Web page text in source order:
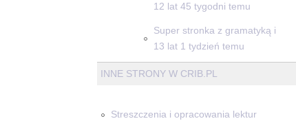
12 lat 45 tygodni temu
Super stronka z gramatyką i
13 lat 1 tydzień temu
INNE STRONY W CRIB.PL
Streszczenia i opracowania lektur